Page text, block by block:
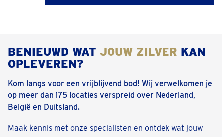
BENIEUWD WAT JOUW ZILVER KAN
OPLEVEREN?
Kom langs voor een vrijblijvend bod! Wij verwelkomen je
op meer dan 175 locaties verspreid over Nederland,
België en Duitsland.
Maak kennis met onze specialisten en ontdek wat jouw